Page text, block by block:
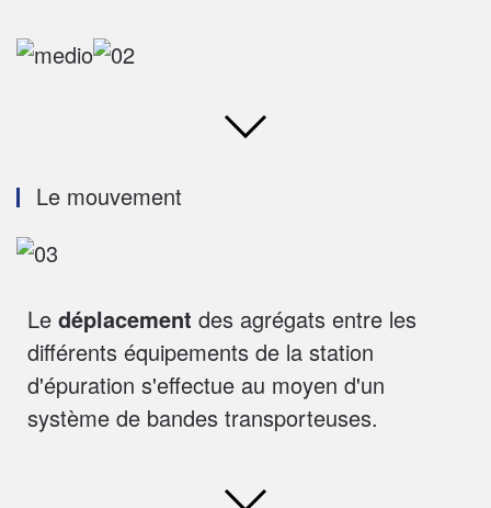
Le mouvement
Le déplacement des agrégats entre les
différents équipements de la station
d'épuration s'effectue au moyen d'un
système de bandes transporteuses.